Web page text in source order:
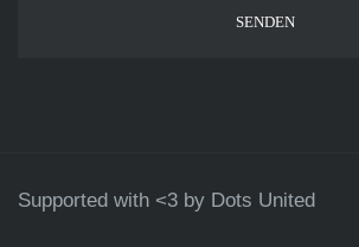
Supported with <3 by Dots United